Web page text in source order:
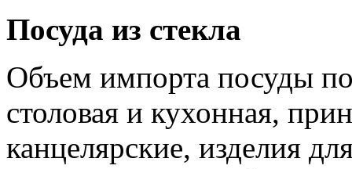
Посуда из стекла
Объем импорта посуды
столовая и кухонная,
канцелярские, изделия